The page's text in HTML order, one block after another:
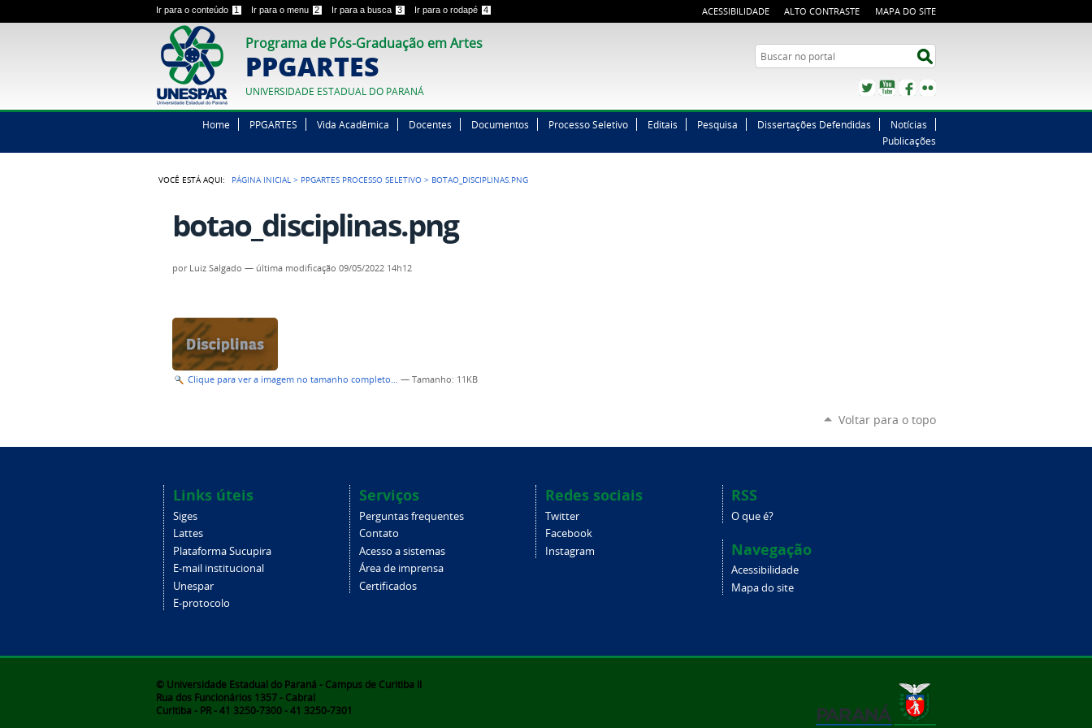
Ir para o conteúdo 1 Ir para o menu 2 Ir para a busca 3 Ir para o rodapé 4 ACESSIBILIDADE ALTO CONTRASTE MAPA DO SITE
Programa de Pós-Graduação em Artes
PPGARTES
UNIVERSIDADE ESTADUAL DO PARANÁ
Buscar no portal
TwitterYouTubeFacebook
Home PPGARTES Vida Acadêmica Docentes Documentos Processo Seletivo Editais Pesquisa Dissertações Defendidas
Notícias
Publicações
VOCÊ ESTÁ AQUI: PÁGINA INICIAL > PPGARTES PROCESSO SELETIVO > BOTAO_DISCIPLINAS.PNG
botao_disciplinas.png
por Luiz Salgado — última modificação 09/05/2022 14h12
Clique para ver a imagem no tamanho completo… — Tamanho: 11KB
Voltar para o topo
Links úteis
Siges
Lattes
Plataforma Sucupira
E-mail institucional
Unespar
E-protocolo
Serviços
Perguntas frequentes
Contato
Acesso a sistemas
Área de imprensa
Certificados
Redes sociais
Twitter
Facebook
Instagram
RSS
O que é?
Navegação
Acessibilidade
Mapa do site
© Universidade Estadual do Paraná - Campus de Curitiba II
Rua dos Funcionários 1357 - Cabral
Curitiba - PR - 41 3250-7300 - 41 3250-7301